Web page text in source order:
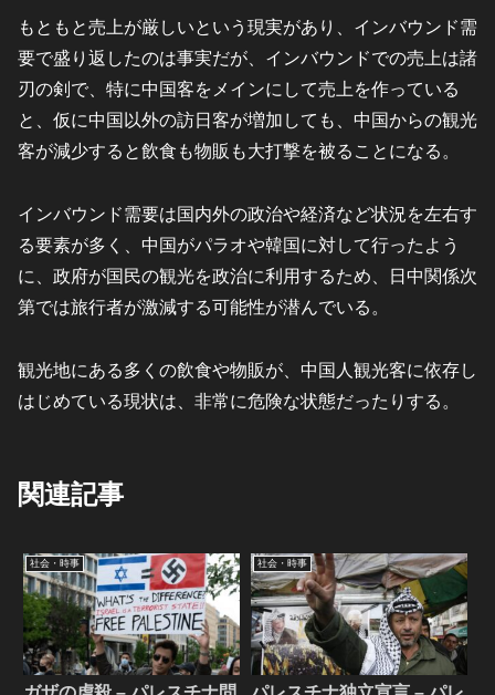
もともと売上が厳しいという現実があり、インバウンド需
要で盛り返したのは事実だが、インバウンドでの売上は諸
刃の剣で、特に中国客をメインにして売上を作っている
と、仮に中国以外の訪日客が増加しても、中国からの観光
客が減少すると飲食も物販も大打撃を被ることになる。
インバウンド需要は国内外の政治や経済など状況を左右す
る要素が多く、中国がパラオや韓国に対して行ったよう
に、政府が国民の観光を政治に利用するため、日中関係次
第では旅行者が激減する可能性が潜んでいる。
観光地にある多くの飲食や物販が、中国人観光客に依存し
はじめている現状は、非常に危険な状態だったりする。
関連記事
社会・時事 社会・時事